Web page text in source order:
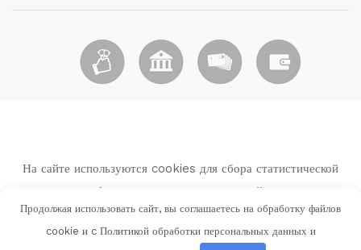
Продолжая использовать сайт, вы соглашаетесь на обработку файлов
cookie и c Политикой обработки персональных данных и
На сайте используются cookies для сбора статистической
информации о пользователях сайта.
Используя данный веб-сайт вы выражаете свое согласие с
Политикой обработки персональных данных и